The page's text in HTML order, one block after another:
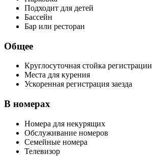
Подходит для детей
Бассейн
Бар или ресторан
Общее
Круглосуточная стойка регистрации
Места для курения
Ускоренная регистрация заезда
В номерах
Номера для некурящих
Обслуживание номеров
Семейные номера
Телевизор